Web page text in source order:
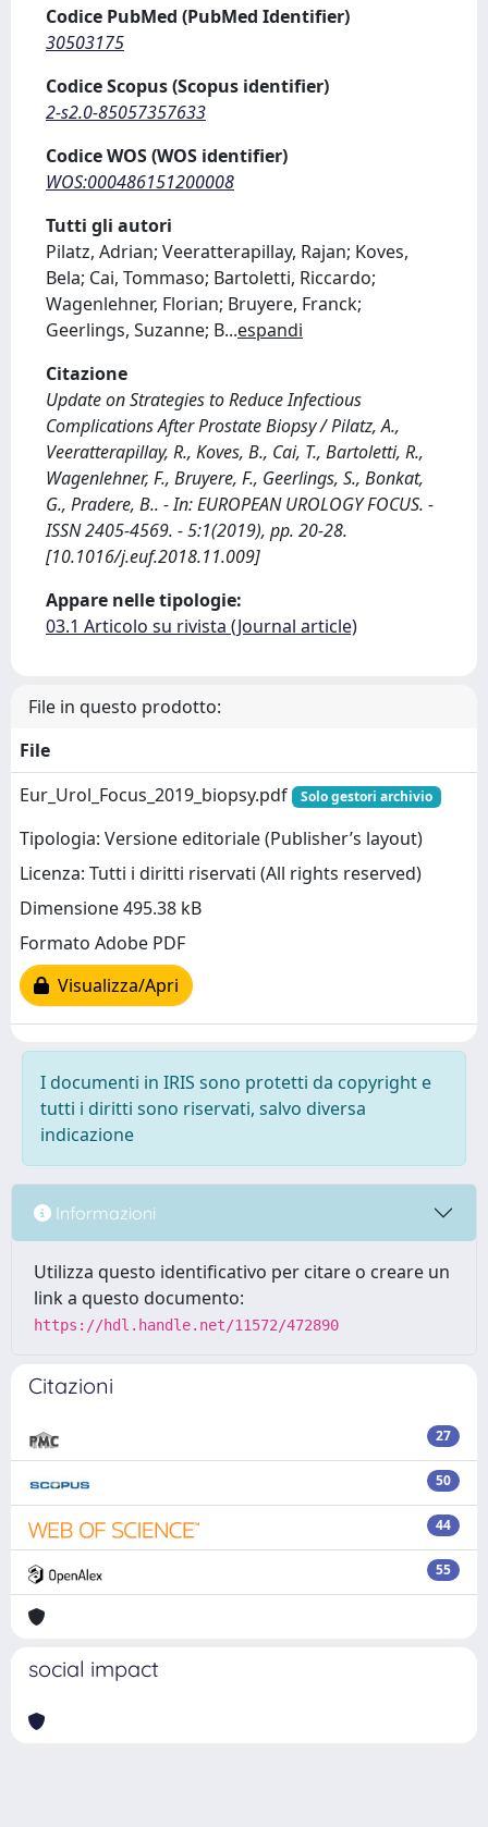
Codice PubMed (PubMed Identifier)
30503175
Codice Scopus (Scopus identifier)
2-s2.0-85057357633
Codice WOS (WOS identifier)
WOS:000486151200008
Tutti gli autori
Pilatz, Adrian; Veeratterapillay, Rajan; Koves,
Bela; Cai, Tommaso; Bartoletti, Riccardo;
Wagenlehner, Florian; Bruyere, Franck;
Geerlings, Suzanne; B...espandi
Citazione
Update on Strategies to Reduce Infectious
Complications After Prostate Biopsy / Pilatz, A.,
Veeratterapillay, R., Koves, B., Cai, T., Bartoletti, R.,
Wagenlehner, F., Bruyere, F., Geerlings, S., Bonkat,
G., Pradere, B.. - In: EUROPEAN UROLOGY FOCUS. -
ISSN 2405-4569. - 5:1(2019), pp. 20-28.
[10.1016/j.euf.2018.11.009]
Appare nelle tipologie:
03.1 Articolo su rivista (Journal article)
File in questo prodotto:
File
Eur_Urol_Focus_2019_biopsy.pdf
Solo gestori archivio
Tipologia: Versione editoriale (Publisher’s layout)
Licenza: Tutti i diritti riservati (All rights reserved)
Dimensione 495.38 kB
Formato Adobe PDF
Visualizza/Apri
I documenti in IRIS sono protetti da copyright e
tutti i diritti sono riservati, salvo diversa
indicazione
Informazioni
Utilizza questo identificativo per citare o creare un
link a questo documento:
https://hdl.handle.net/11572/472890
Citazioni
27
50
44
55
social impact